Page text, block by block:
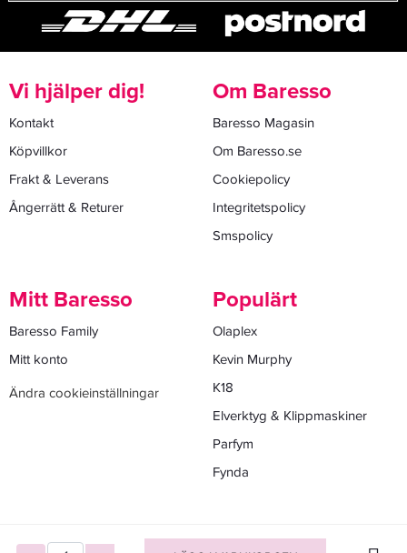
Vi hjälper dig!
Kontakt
Köpvillkor
Frakt & Leverans
Ångerrätt & Returer
Om Baresso
Baresso Magasin
Om Baresso.se
Cookiepolicy
Integritetspolicy
Smspolicy
Mitt Baresso
Baresso Family
Mitt konto
Ändra cookieinställningar
Populärt
Olaplex
Kevin Murphy
K18
Elverktyg & Klippmaskiner
Parfym
Fynda